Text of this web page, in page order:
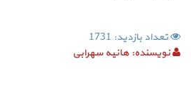
تعداد بازدید: 1731
نویسنده: هانیه سهرابی